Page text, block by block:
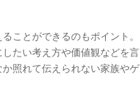
ことができるのもポイント。
たい考え方や価値観などを言
照れて伝えられない家族やゲ